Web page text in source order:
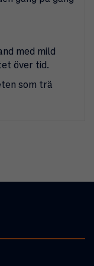
med mild
över tid.
som trä